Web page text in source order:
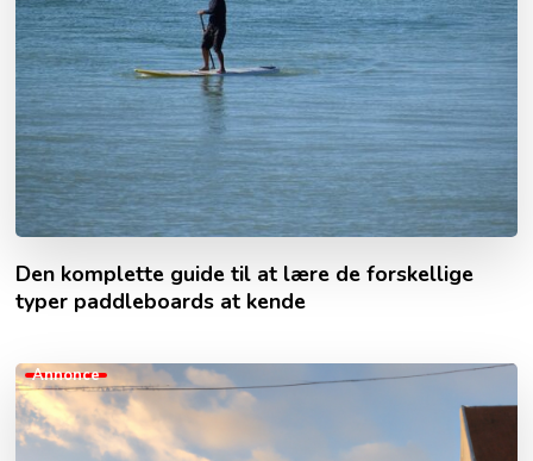
Den komplette guide til at lære de forskellige
typer paddleboards at kende
Annonce